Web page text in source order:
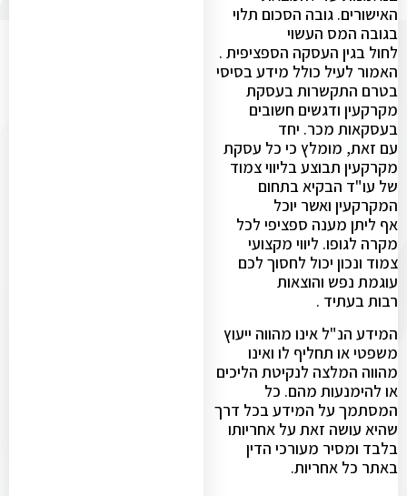
האישורים. גובה הסכום תלוי
בגובה המס העשוי
לחול בגין העסקה הספציפית .
האמור לעיל כולל מידע בסיסי
בטרם התקשרות בעסקת
מקרקעין ודגשים חשובים
בעסקאות מכר. יחד
עם זאת, מומלץ כי כל עסקת
מקרקעין תבוצע בליווי צמוד
של עו"ד הבקיא בתחום
המקרקעין ואשר יוכל
אף ליתן מענה ספציפי לכל
מקרה לגופו. ליווי מקצועי
צמוד ונכון יכול לחסוך לכם
עוגמת נפש והוצאות
רבות בעתיד .
המידע הנ"ל אינו מהווה ייעוץ
משפטי או תחליף לו ואינו
מהווה המלצה לנקיטת הליכים
או להימנעות מהם. כל
המסתמך על המידע בכל דרך
שהיא עושה זאת על אחריותו
בלבד ומסיר מעורכי הדין
באתר כל אחריות.